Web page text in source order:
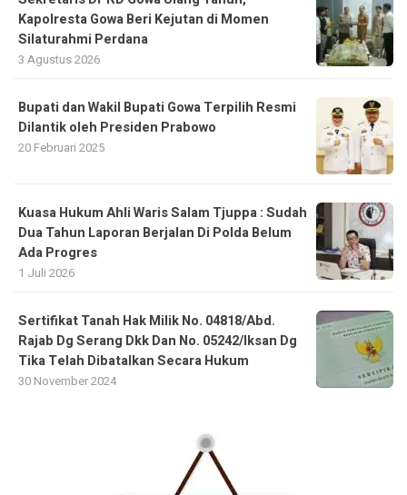
Kapolresta Gowa Beri Kejutan di Momen
Silaturahmi Perdana
3 Agustus 2026
Bupati dan Wakil Bupati Gowa Terpilih Resmi
Dilantik oleh Presiden Prabowo
20 Februari 2025
Kuasa Hukum Ahli Waris Salam Tjuppa : Sudah
Dua Tahun Laporan Berjalan Di Polda Belum
Ada Progres
1 Juli 2026
Sertifikat Tanah Hak Milik No. 04818/Abd.
Rajab Dg Serang Dkk Dan No. 05242/Iksan Dg
Tika Telah Dibatalkan Secara Hukum
30 November 2024